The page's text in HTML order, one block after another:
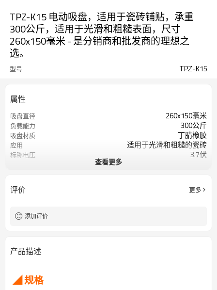
TPZ-K15 电动吸盘，适用于瓷砖铺贴，承重
300公斤，适用于光滑和粗糙表面，尺寸
260x150毫米 - 是分销商和批发商的理想之
选。
型号 TPZ-K15
属性
吸盘直径 260x150毫米
负载能力 300公斤
吸盘材质 丁腈橡胶
应用 适用于光滑和粗糙的瓷砖
标称电压 3.7伏
正常情况下的服务时间
查看更多
评价 更多
添加评价
产品描述
◢ 规格